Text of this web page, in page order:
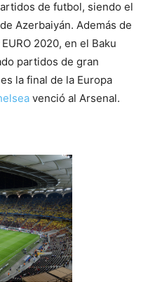
de futbol, siendo el
Azerbaiyán. Además de
2020, en el Baku
partidos de gran
la final de la Europa
venció al Arsenal.